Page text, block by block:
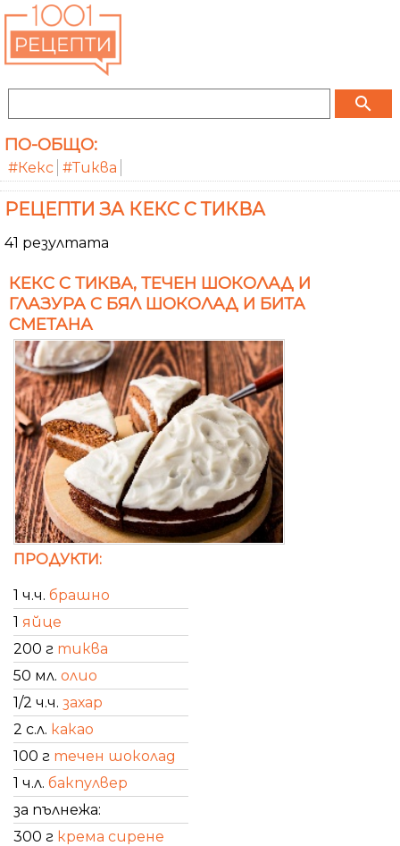
search
ПО-ОБЩО:
#Кекс #Тиква
РЕЦЕПТИ ЗА КЕКС С ТИКВА
41 резултата
КЕКС С ТИКВА, ТЕЧЕН ШОКОЛАД И
ГЛАЗУРА С БЯЛ ШОКОЛАД И БИТА
СМЕТАНА
ПРОДУКТИ:
1 ч.ч. брашно
1 яйце
200 г тиква
50 мл. олио
1/2 ч.ч. захар
2 с.л. какао
100 г течен шоколад
1 ч.л. бакпулвер
за пълнежа:
300 г крема сирене